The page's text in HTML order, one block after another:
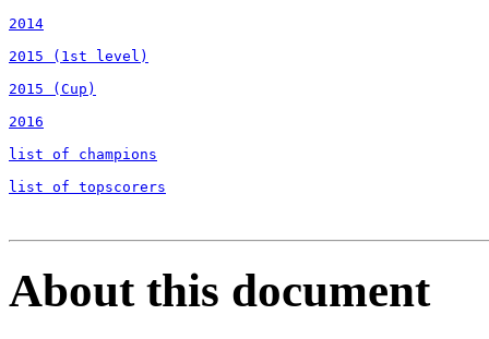
2014
2015 (1st level)
2015 (Cup)
2016
list of champions
list of topscorers
About this document